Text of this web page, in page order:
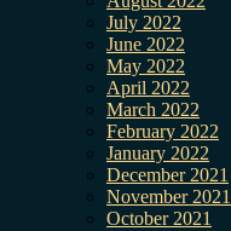
July 2022
June 2022
May 2022
April 2022
March 2022
February 2022
January 2022
December 2021
November 2021
October 2021